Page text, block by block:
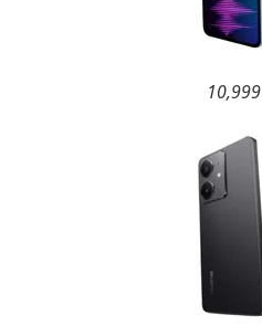
10,999